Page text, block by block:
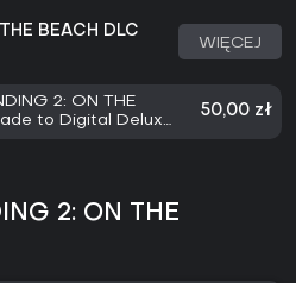
BEACH DLC
WIĘCEJ
2: ON THE
to Digital Deluxe
50,00 zł
2: ON THE